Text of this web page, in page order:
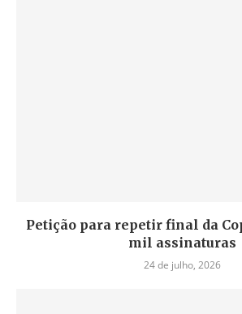
Petição para repetir final da
mil assinaturas
24 de julho, 2026